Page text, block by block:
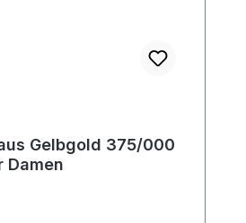
Gelbgold 375/000
Damen